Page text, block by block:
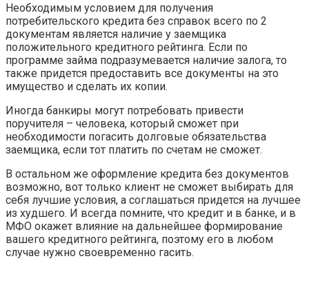
Необходимым условием для получения
потребительского кредита без справок всего по 2
документам является наличие у заемщика
положительного кредитного рейтинга. Если по
программе займа подразумевается наличие залога, то
также придется предоставить все документы на это
имущество и сделать их копии.
Иногда банкиры могут потребовать привести
поручителя – человека, который сможет при
необходимости погасить долговые обязательства
заемщика, если тот платить по счетам не сможет.
В остальном же оформление кредита без документов
возможно, вот только клиент не сможет выбирать для
себя лучшие условия, а соглашаться придется на лучшее
из худшего. И всегда помните, что кредит и в банке, и в
МФО окажет влияние на дальнейшее формирование
вашего кредитного рейтинга, поэтому его в любом
случае нужно своевременно гасить.